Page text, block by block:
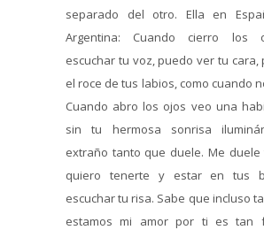
separado del otro. Ella en
Argentina: Cuando cierro los
escuchar tu voz, puedo ver tu cara,
el roce de tus labios, como cuando
Cuando abro los ojos veo una
sin tu hermosa sonrisa
extraño tanto que duele. Me duele
quiero tenerte y estar en tus
escuchar tu risa. Sabe que incluso
estamos mi amor por ti es tan